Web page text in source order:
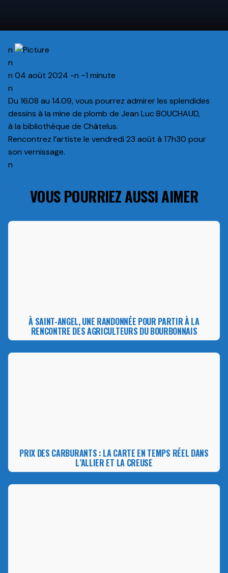
n
n
n 04 août 2024 -n ~1 minute
n
Du 16.08 au 14.09, vous pourrez admirer les splendides
dessins à la mine de plomb de Jean Luc BOUCHAUD,
à la bibliothèque de Châtelus.
Rencontrez l’artiste le vendredi 23 août à 17h30 pour
son vernissage.
n
VOUS POURRIEZ AUSSI AIMER
À SAINT-ANGEL, UNE RANDONNÉE POUR PARTIR À LA
RENCONTRE DES AGRICULTEURS DU BOURBONNAIS
PRIX DES CARBURANTS : LA CARTE EN TEMPS RÉEL DANS
L’ALLIER ET LA CREUSE